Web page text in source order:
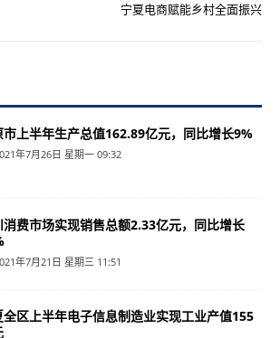
宁夏电商赋能乡村全面振兴
市上半年生产总值162.89亿元，同比增长9%
年7月26日 星期一 09:32
消费市场实现销售总额2.33亿元，同比增长
年7月21日 星期三 11:51
全区上半年电子信息制造业实现工业产值155